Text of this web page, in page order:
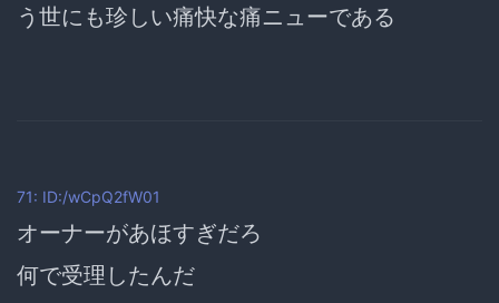
う世にも珍しい痛快な痛ニューである
71: ID:/wCpQ2fW01
オーナーがあほすぎだろ
何で受理したんだ